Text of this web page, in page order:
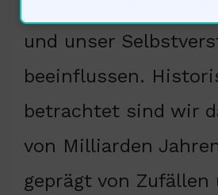
und unser
beeinflussen.
betrachtet sind wir
von Milliarden
geprägt von Zufällen